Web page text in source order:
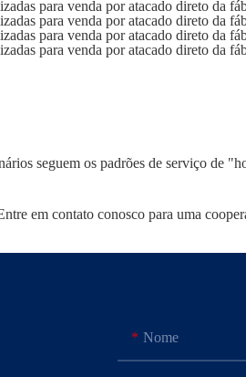
seguem os padrões de serviço de
em contato conosco para uma
Nome